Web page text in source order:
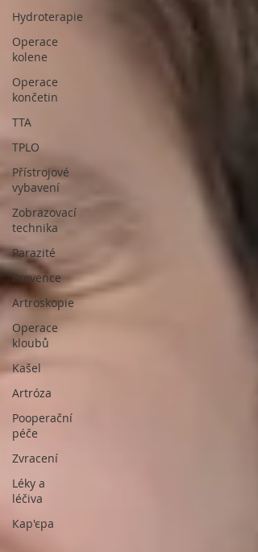
Hydroterapie
Operace
kolene
Operace
končetin
TTA
TPLO
Přístrojové
vybavení
Zobrazovací
technika
Parazité
Prevence
Artroskopie
Operace
kloubů
Kašel
Artróza
Pooperační
péče
Zvracení
Léky a
léčiva
Кар'єра